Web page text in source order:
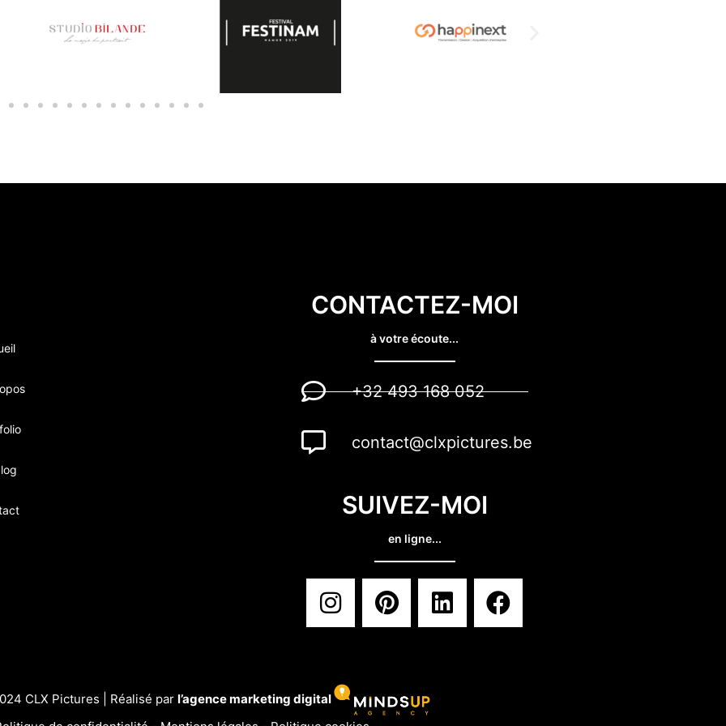
CONTACTEZ-MOI
à votre écoute...
+32 493 168 052
contact@clxpictures.be
SUIVEZ-MOI
en ligne...
CLX Pictures | Réalisé parl’agence marketing digital